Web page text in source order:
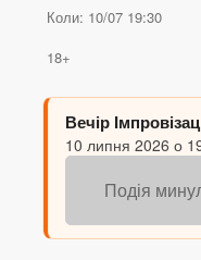
Коли: 10/07 19:30
18+
Вечір
10 липня 2026 о
Подія